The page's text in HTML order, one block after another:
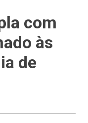
com
às
de